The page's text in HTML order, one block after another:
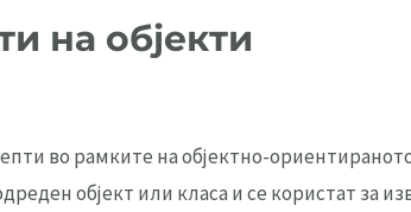
на објекти
во рамките на објектно-
објект или класа и се користат за